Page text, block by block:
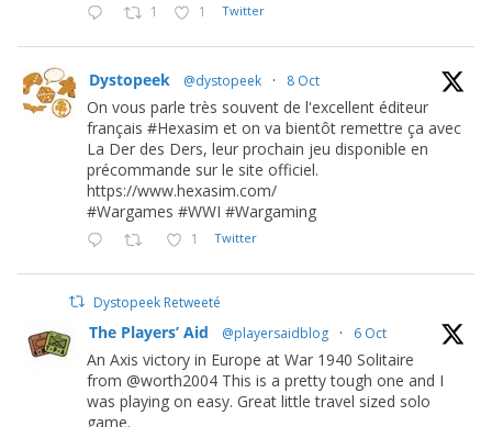
1 1 Twitter
Dystopeek @dystopeek · 8 Oct
On vous parle très souvent de l'excellent éditeur
français #Hexasim et on va bientôt remettre ça avec
La Der des Ders, leur prochain jeu disponible en
précommande sur le site officiel.
https://www.hexasim.com/
#Wargames #WWI #Wargaming
1 Twitter
Dystopeek Retweeté
The Players’ Aid @playersaidblog · 6 Oct
An Axis victory in Europe at War 1940 Solitaire
from @worth2004 This is a pretty tough one and I
was playing on easy. Great little travel sized solo
game.